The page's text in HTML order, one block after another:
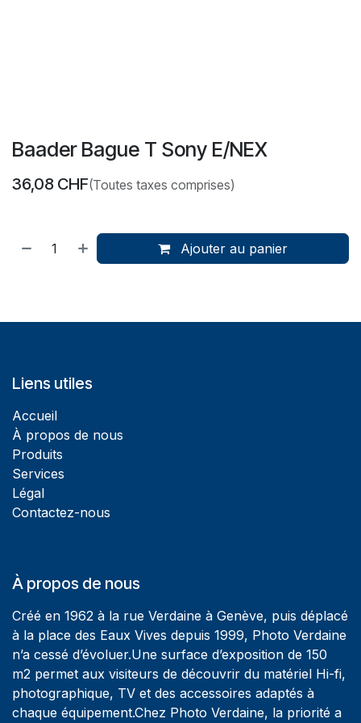
Baader Bague T Sony E/NEX
36,08 CHF(Toutes taxes comprises)
Ajouter au panier
Liens utiles
Accueil
À propos de nous
Produits
Services
Légal
Contactez-nous
À propos de nous
Créé en 1962 à la rue Verdaine à Genève, puis déplacé
à la place des Eaux Vives depuis 1999, Photo Verdaine
n’a cessé d’évoluer.Une surface d’exposition de 150
m2 permet aux visiteurs de découvrir du matériel Hi-fi,
photographique, TV et des accessoires adaptés à
chaque équipement.Chez Photo Verdaine, la priorité a